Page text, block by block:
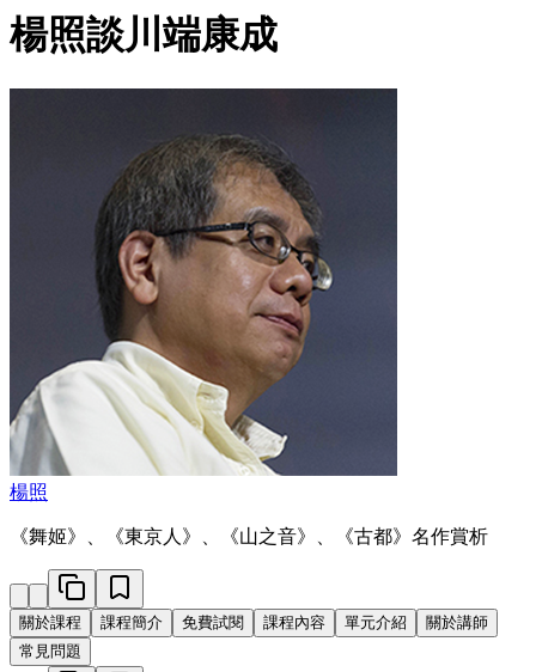
楊照談川端康成
楊照
《舞姬》、《東京人》、《山之音》、《古都》名作賞析
關於課程 課程簡介 免費試閱 課程內容 單元介紹
關於講師
常見問題